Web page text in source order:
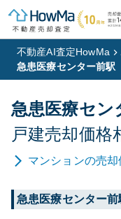
不動産AI査定HowMa
急患医療センター前駅
急患医療セン
戸建売却価格
マンションの売
急患医療センター前